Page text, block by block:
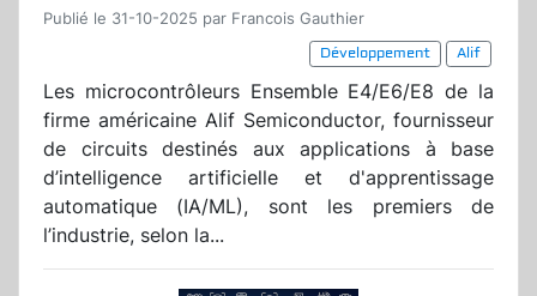
Publié le 31-10-2025 par Francois Gauthier
Développement
Alif
Les microcontrôleurs Ensemble E4/E6/E8 de la
firme américaine Alif Semiconductor, fournisseur
de circuits destinés aux applications à base
d’intelligence artificielle et d'apprentissage
automatique (IA/ML), sont les premiers de
l’industrie, selon la...